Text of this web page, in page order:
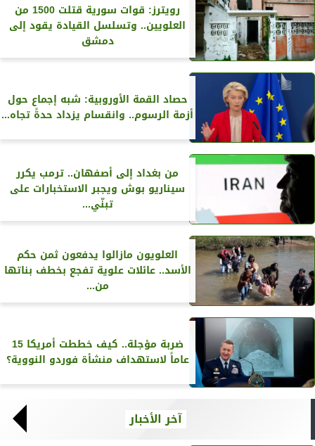
رويترز‏: قوات سورية قتلت 1500 من
العلويين.. وتسلسل القيادة يقود إلى
دمشق
حصاد القمة الأوروبية: شبه إجماع حول
أزمة الرسوم.. وانقسام يزداد حدةً تجاه...
من بغداد إلى أصفهان.. ترمب يكرر
سيناريو بوش ويجبر الاستخبارات على
تبنّي...
العلويون مازالوا يدفعون ثمن حكم
الأسد.. عائلات علوية تفجع بخطف بناتها
من...
ضربة مؤجلة.. كيف خططت أمريكا 15
عاماً لاستهداف منشأة فوردو النووية؟
آخر الأخبار